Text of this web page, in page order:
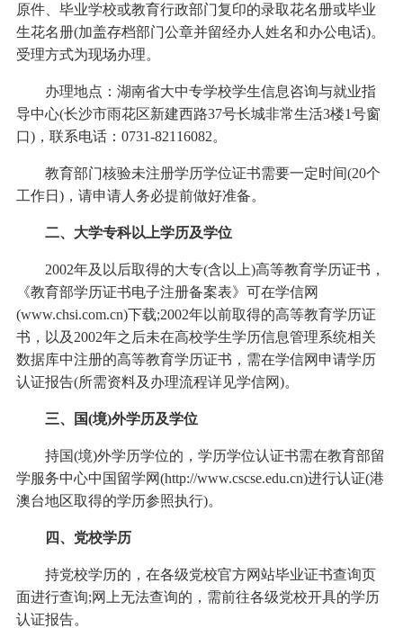
原件、毕业学校或教育行政部门复印的录取花名册或毕业
生花名册(加盖存档部门公章并留经办人姓名和办公电话)。
受理方式为现场办理。
办理地点：湖南省大中专学校学生信息咨询与就业指
导中心(长沙市雨花区新建西路37号长城非常生活3楼1号窗
口)，联系电话：0731-82116082。
教育部门核验未注册学历学位证书需要一定时间(20个
工作日)，请申请人务必提前做好准备。
二、大学专科以上学历及学位
2002年及以后取得的大专(含以上)高等教育学历证书，
《教育部学历证书电子注册备案表》可在学信网
(www.chsi.com.cn)下载;2002年以前取得的高等教育学历证
书，以及2002年之后未在高校学生学历信息管理系统相关
数据库中注册的高等教育学历证书，需在学信网申请学历
认证报告(所需资料及办理流程详见学信网)。
三、国(境)外学历及学位
持国(境)外学历学位的，学历学位认证书需在教育部留
学服务中心中国留学网(http://www.cscse.edu.cn)进行认证(港
澳台地区取得的学历参照执行)。
四、党校学历
持党校学历的，在各级党校官方网站毕业证书查询页
面进行查询;网上无法查询的，需前往各级党校开具的学历
认证报告。